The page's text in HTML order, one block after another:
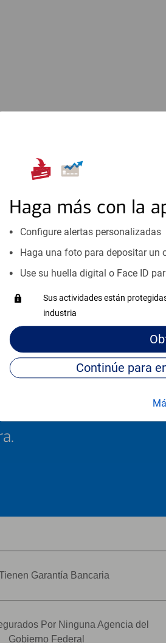
Haga más con la
Configure alertas personalizadas
Haga una foto para depositar un
Use su huella digital o Face ID
Sus actividades están
industria
Garantía Bancaria
Por Ninguna Agencia del
Gobierno Federal